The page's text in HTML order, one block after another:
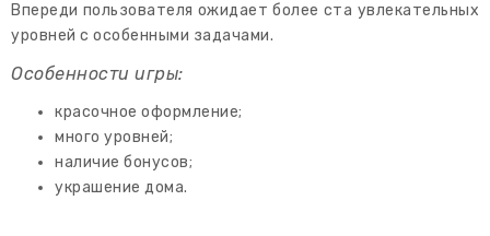
Впереди пользователя ожидает более ста увлекательных
уровней с особенными задачами.
Особенности игры:
красочное оформление;
много уровней;
наличие бонусов;
украшение дома.